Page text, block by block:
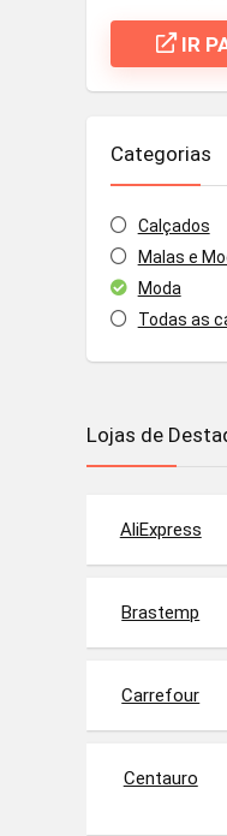
IR
Categorias
Calçados
Malas e
Moda
Todas as
Lojas de
AliExpress
Brastemp
Carrefour
Centauro